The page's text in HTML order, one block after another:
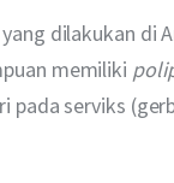
dilakukan di
memiliki
pada serviks